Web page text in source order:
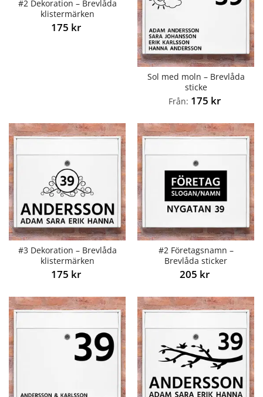
#2 Dekoration – Brevlåda
klistermärken
175 kr
Sol med moln – Brevlåda
sticke
Från: 175 kr
#3 Dekoration – Brevlåda
klistermärken
175 kr
#2 Företagsnamn –
Brevlåda sticker
205 kr